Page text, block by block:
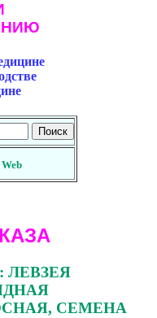
Web
ЛЕВЗЕЯ
СЕМЕНА